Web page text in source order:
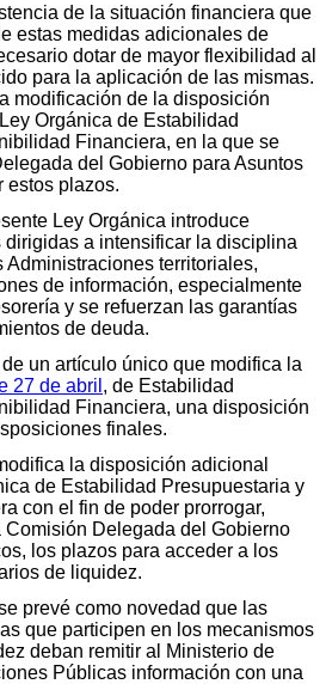
de la situación financiera que
estas medidas adicionales de
dotar de mayor flexibilidad al
para la aplicación de las mismas.
modificación de la disposición
Orgánica de Estabilidad
Financiera, en la que se
del Gobierno para Asuntos
estos plazos.
Ley Orgánica introduce
a intensificar la disciplina
territoriales,
de información, especialmente
y se refuerzan las garantías
de deuda.
un artículo único que modifica la
27 de abril , de Estabilidad
Financiera, una disposición
finales.
la disposición adicional
de Estabilidad Presupuestaria y
con el fin de poder prorrogar,
Comisión Delegada del Gobierno
los plazos para acceder a los
de liquidez.
prevé como novedad que las
que participen en los mecanismos
deban remitir al Ministerio de
Públicas información con una